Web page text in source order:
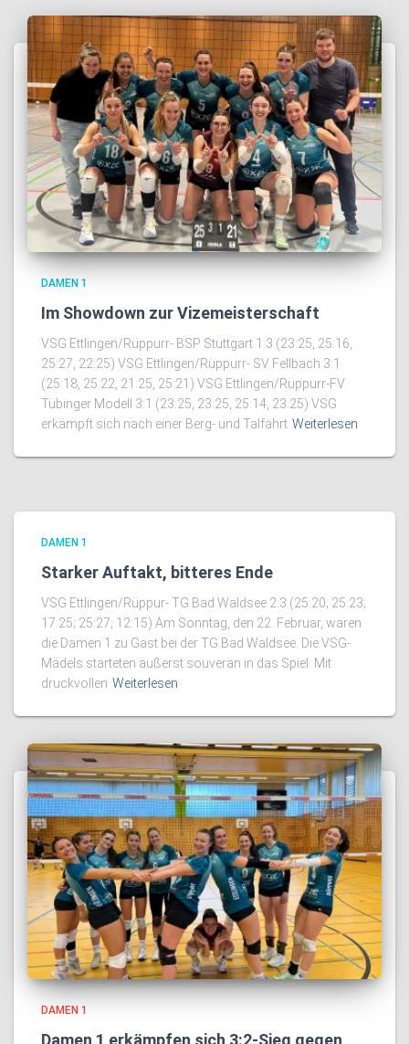
DAMEN 1
Im Showdown zur Vizemeisterschaft
VSG Ettlingen/Rüppurr- BSP Stuttgart 1:3 (23:25, 25:16,
25:27, 22:25) VSG Ettlingen/Rüppurr- SV Fellbach 3:1
(25:18, 25:22, 21:25, 25:21) VSG Ettlingen/Rüppurr-FV
Tübinger Modell 3:1 (23:25, 23:25, 25:14, 23:25) VSG
erkämpft sich nach einer Berg- und Talfahrt Weiterlesen
DAMEN 1
Starker Auftakt, bitteres Ende
VSG Ettlingen/Rüppur- TG Bad Waldsee 2:3 (25:20; 25:23;
17:25; 25:27; 12:15) Am Sonntag, den 22. Februar, waren
die Damen 1 zu Gast bei der TG Bad Waldsee. Die VSG-
Mädels starteten äußerst souverän in das Spiel. Mit
druckvollen Weiterlesen
DAMEN 1